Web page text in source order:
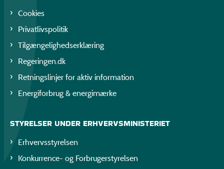
Cookies
Privatlivspolitik
Tilgængelighedserklæring
Regeringen.dk
Retningslinjer for aktiv information
Energiforbrug & energimærke
STYRELSER UNDER ERHVERVSMINISTERIET
Erhvervsstyrelsen
Konkurrence- og Forbrugerstyrelsen